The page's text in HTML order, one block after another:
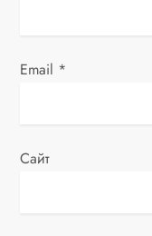
Email *
Сайт